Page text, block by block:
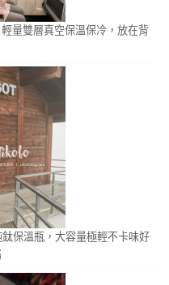
量雙層真空保溫保冷，放在背
保溫瓶，大容量極輕不卡味好